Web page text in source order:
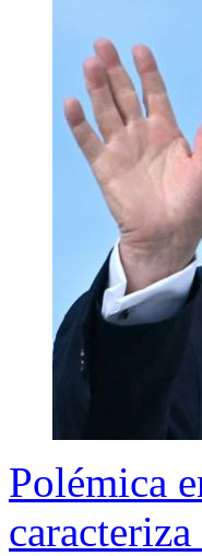
Polémica